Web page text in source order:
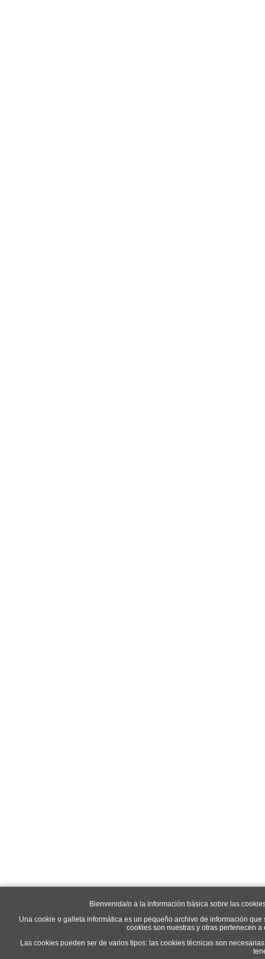
Bienvenida/o a la información básica sobre las
Una cookie o galleta informática es un pequeño archivo de información
cookies son nuestras y otras pertenecen
Las cookies pueden ser de varios tipos: las cookies técnicas son